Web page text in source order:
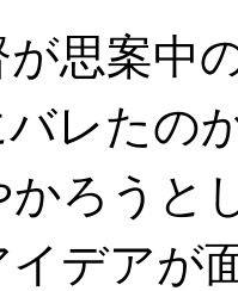
思案中
バレた
ろうと
デアが